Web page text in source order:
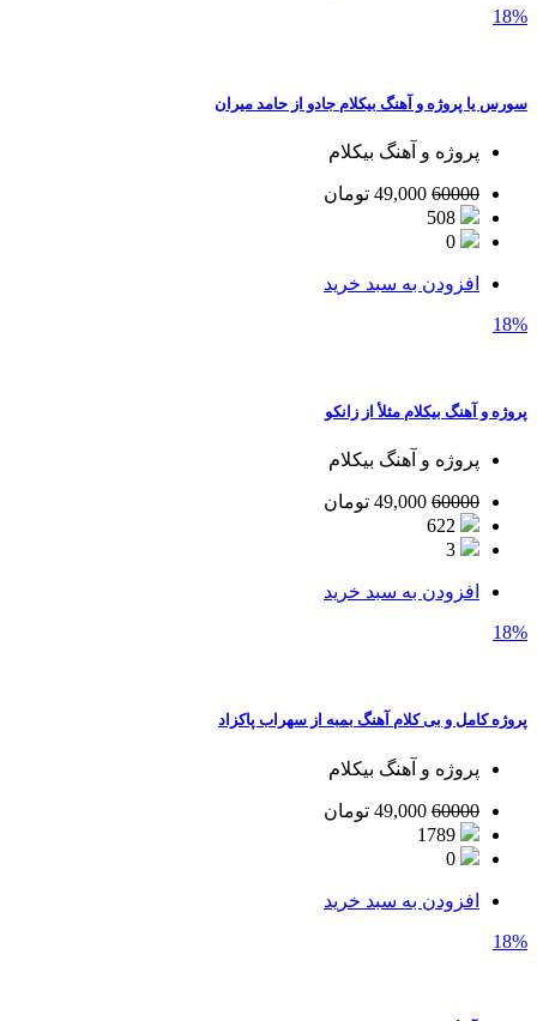
18%
سورس یا پروژه و آهنگ بیکلام جادو از حامد میران
پروژه و آهنگ بیکلام
60000
تومان
افزودن به سبد خرید
18%
پروژه و آهنگ بیکلام مثلأ از زانکو
پروژه و آهنگ بیکلام
60000
تومان
افزودن به سبد خرید
18%
پروژه کامل و بی کلام آهنگ بمبه از سهراب پاکزاد
پروژه و آهنگ بیکلام
60000
تومان
افزودن به سبد خرید
18%